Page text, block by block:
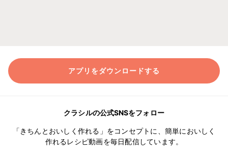
アプリをダウンロードする
クラシルの公式SNSをフォロー
「きちんとおいしく作れる」をコンセプトに、簡単においしく
作れるレシピ動画を毎日配信しています。